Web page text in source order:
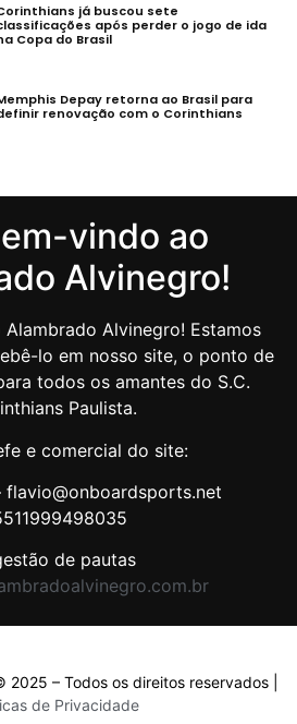
já buscou sete
após perder o jogo de ida
Copa do Brasil
Depay retorna ao Brasil para
renovação com o Corinthians
vindo ao
Alvinegro!
Alvinegro! Estamos
lo em nosso site, o ponto de
todos os amantes do S.C.
Paulista.
e comercial do site:
flavio@onboardsports.net
de pautas
– Todos os direitos reservados |
de Privacidade